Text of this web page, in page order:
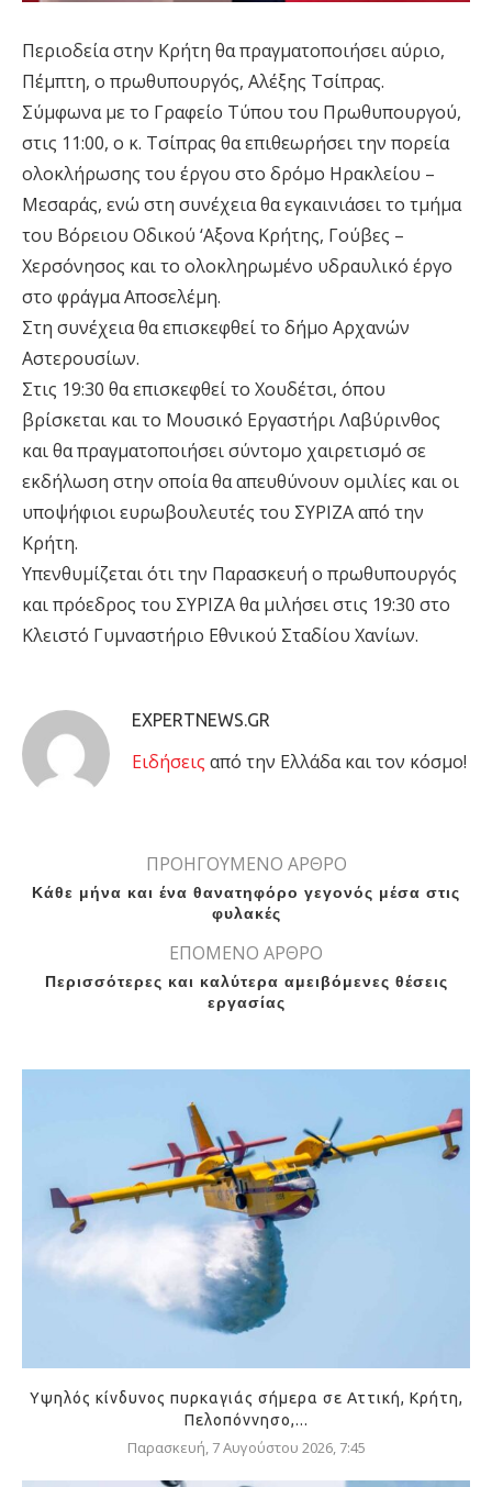
Περιοδεία στην Κρήτη θα πραγματοποιήσει αύριο,
Πέμπτη, ο πρωθυπουργός, Αλέξης Τσίπρας.
Σύμφωνα με το Γραφείο Τύπου του Πρωθυπουργού,
στις 11:00, ο κ. Τσίπρας θα επιθεωρήσει την πορεία
ολοκλήρωσης του έργου στο δρόμο Ηρακλείου –
Μεσαράς, ενώ στη συνέχεια θα εγκαινιάσει το τμήμα
του Βόρειου Οδικού ‘Αξονα Κρήτης, Γούβες –
Χερσόνησος και το ολοκληρωμένο υδραυλικό έργο
στο φράγμα Αποσελέμη.
Στη συνέχεια θα επισκεφθεί το δήμο Αρχανών
Αστερουσίων.
Στις 19:30 θα επισκεφθεί το Χουδέτσι, όπου
βρίσκεται και το Μουσικό Εργαστήρι Λαβύρινθος
και θα πραγματοποιήσει σύντομο χαιρετισμό σε
εκδήλωση στην οποία θα απευθύνουν ομιλίες και οι
υποψήφιοι ευρωβουλευτές του ΣΥΡΙΖΑ από την
Κρήτη.
Υπενθυμίζεται ότι την Παρασκευή ο πρωθυπουργός
και πρόεδρος του ΣΥΡΙΖΑ θα μιλήσει στις 19:30 στο
Κλειστό Γυμναστήριο Εθνικού Σταδίου Χανίων.
EXPERTNEWS.GR
Eιδήσεις από την Ελλάδα και τον κόσμο!
ΠΡΟΗΓΟΥΜΕΝΟ ΑΡΘΡΟ
Kάθε μήνα και ένα θανατηφόρο γεγονός μέσα στις
φυλακές
ΕΠΟΜΕΝΟ ΑΡΘΡΟ
Περισσότερες και καλύτερα αμειβόμενες θέσεις
εργασίας
Υψηλός κίνδυνος πυρκαγιάς σήμερα σε Αττική, Κρήτη,
Πελοπόννησο,...
Παρασκευή, 7 Αυγούστου 2026, 7:45